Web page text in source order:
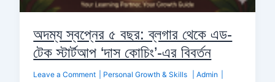
অদম্য স্বপ্নের ৫ বছর: ব্লগার থেকে এড-
টেক স্টার্টআপ ‘দাস কোচিং’-এর বিবর্তন
Leave a Comment Personal Growth & Skills |Admin